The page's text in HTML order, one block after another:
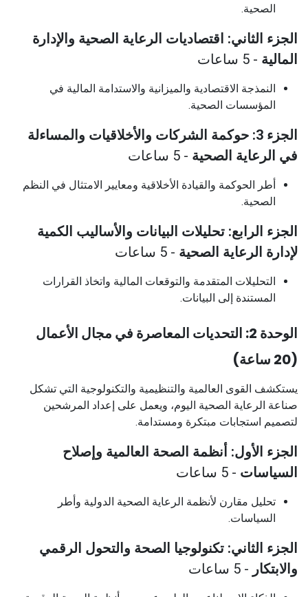
الصحية.
الجزء الثاني: اقتصاديات الرعاية الصحية والإدارة
المالية - 5 ساعات
النمذجة الاقتصادية والميزانية والاستدامة المالية في
المؤسسات الصحية.
الجزء 3: حوكمة الشركات والأخلاقيات والمساءلة
في الرعاية الصحية - 5 ساعات
أطر الحوكمة والقيادة الأخلاقية ومعايير الامتثال في النظم
الصحية.
الجزء الرابع: تحليلات البيانات والأساليب الكمية
لإدارة الرعاية الصحية - 5 ساعات
التحليلات المتقدمة والتوقعات المالية واتخاذ القرارات
المستندة إلى البيانات.
الوحدة 2: التحديات المعاصرة في مجال الأعمال
(20 ساعة)
يستكشف القوى العالمية والتنظيمية والتكنولوجية التي تشكل
صناعة الرعاية الصحية اليوم، ويعمل على إعداد المرشحين
لتصميم استجابات مبتكرة ومستدامة.
الجزء الأول: أنظمة الصحة العالمية وإصلاح
السياسات - 5 ساعات
تحليل مقارن لأنظمة الرعاية الصحية الدولية وأطر
السياسات.
الجزء الثاني: تكنولوجيا الصحة والتحول الرقمي
والابتكار - 5 ساعات